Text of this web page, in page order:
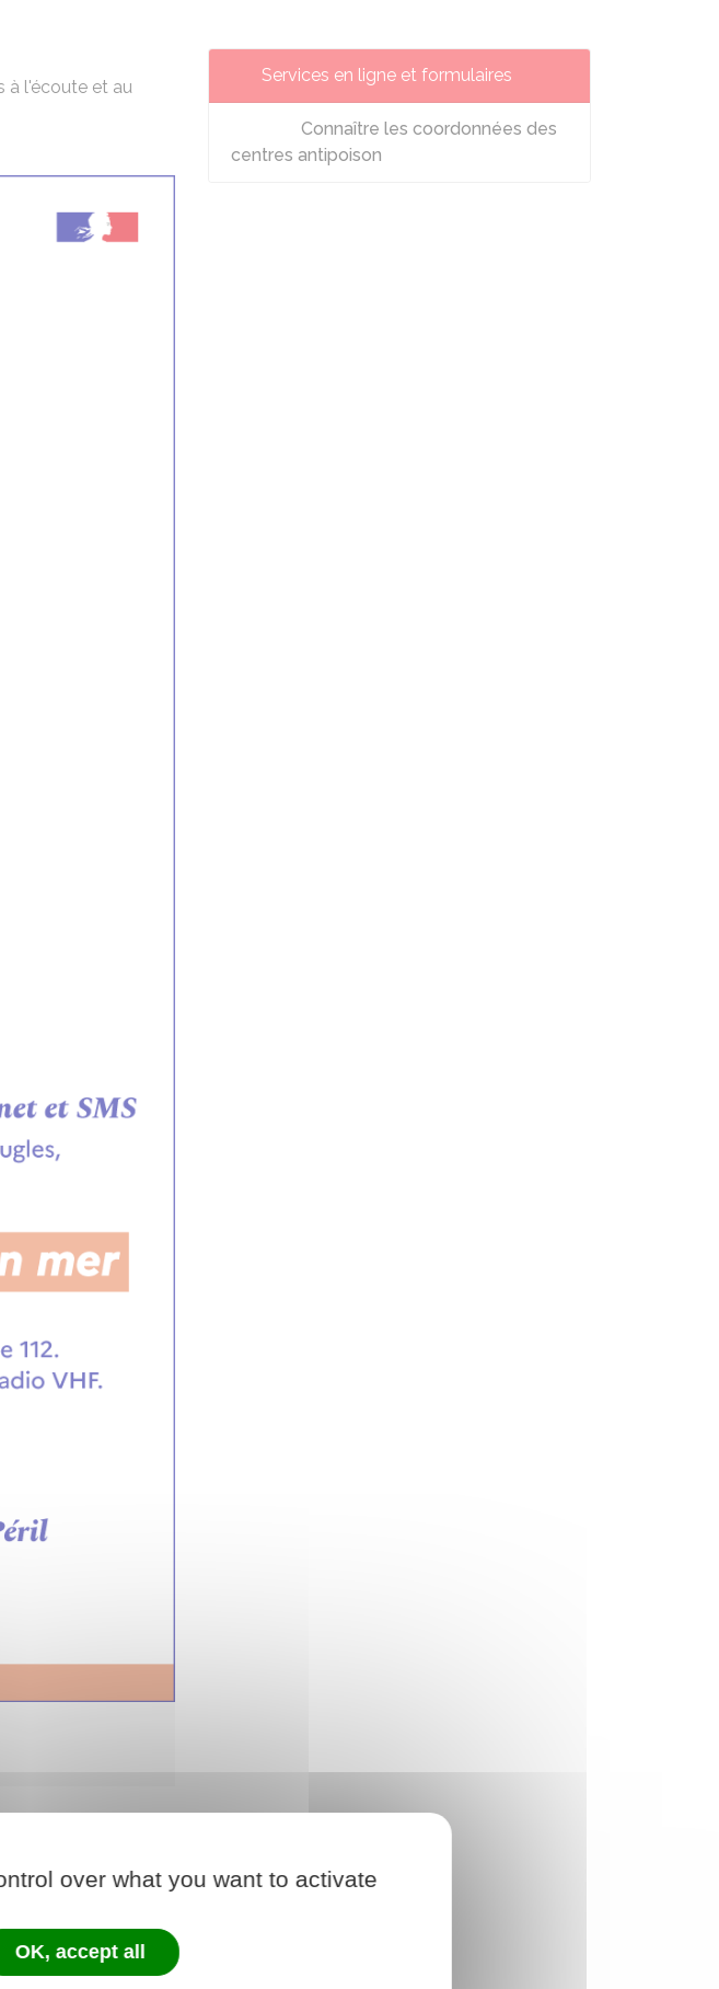
à l'écoute et au
le parcours de
contact
à votre état de
Ainsi,
à un
Services en ligne et formulaires
Connaître les coordonnées des
centres antipoison
over what you want to activate
OK, accept all